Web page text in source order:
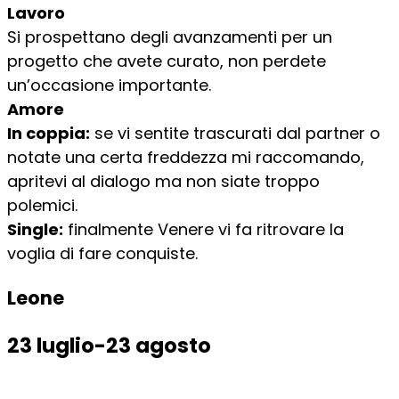
Lavoro
Si prospettano degli avanzamenti per un
progetto che avete curato, non perdete
un’occasione importante.
Amore
In coppia: se vi sentite trascurati dal partner o
notate una certa freddezza mi raccomando,
apritevi al dialogo ma non siate troppo
polemici.
Single: finalmente Venere vi fa ritrovare la
voglia di fare conquiste.
Leone
23 luglio-23 agosto